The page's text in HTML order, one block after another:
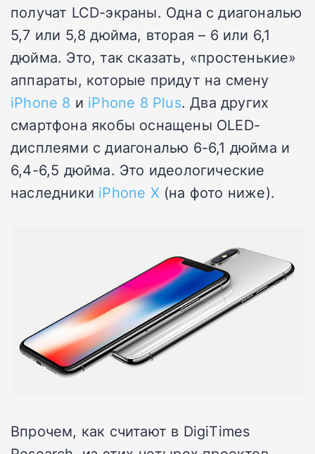
получат LCD-экраны. Одна с диагональю
5,7 или 5,8 дюйма, вторая – 6 или 6,1
дюйма. Это, так сказать, «простенькие»
аппараты, которые придут на смену
iPhone 8 и iPhone 8 Plus. Два других
смартфона якобы оснащены OLED-
дисплеями с диагональю 6-6,1 дюйма и
6,4-6,5 дюйма. Это идеологические
наследники iPhone X (на фото ниже).
Впрочем, как считают в DigiTimes